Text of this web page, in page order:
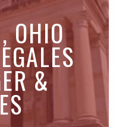
OHIO
&